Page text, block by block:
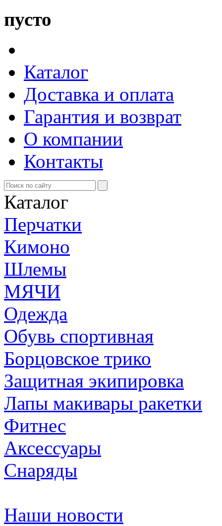
пусто
Каталог
Доставка и оплата
Гарантия и возврат
О компании
Контакты
Каталог
Перчатки
Кимоно
Шлемы
МЯЧИ
Одежда
Обувь спортивная
Борцовское трико
Защитная экипировка
Лапы макивары ракетки
Фитнес
Аксессуары
Снаряды
Наши новости